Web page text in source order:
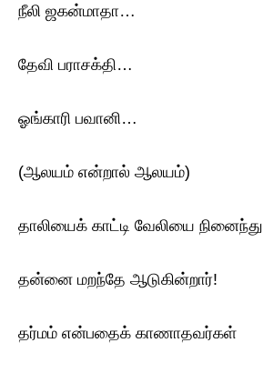
நீலி ஜகன்மாதா…
தேவி பராசக்தி…
ஓங்காரி பவானி…
(ஆலயம் என்றால் ஆலயம்)
தாலியைக் காட்டி வேலியை நினைந்து
தன்னை மறந்தே ஆடுகின்றார்!
தர்மம் என்பதைக் காணாதவர்கள்